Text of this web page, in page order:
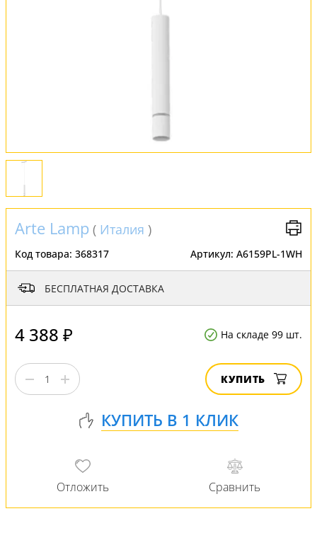
Arte Lamp ( Италия )
Код товара: 368317 Артикул: A6159PL-1WH
БЕСПЛАТНАЯ ДОСТАВКА
4 388 ₽ На складе 99 шт.
КУПИТЬ